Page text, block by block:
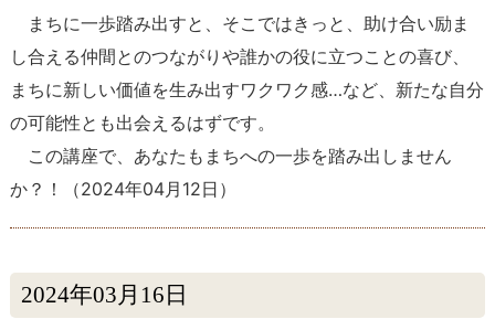
まちに一歩踏み出すと、そこではきっと、助け合い励ま
し合える仲間とのつながりや誰かの役に立つことの喜び、
まちに新しい価値を生み出すワクワク感…など、新たな自分
の可能性とも出会えるはずです。
この講座で、あなたもまちへの一歩を踏み出しません
か？！
（2024年04月12日 ）
2024年03月16日